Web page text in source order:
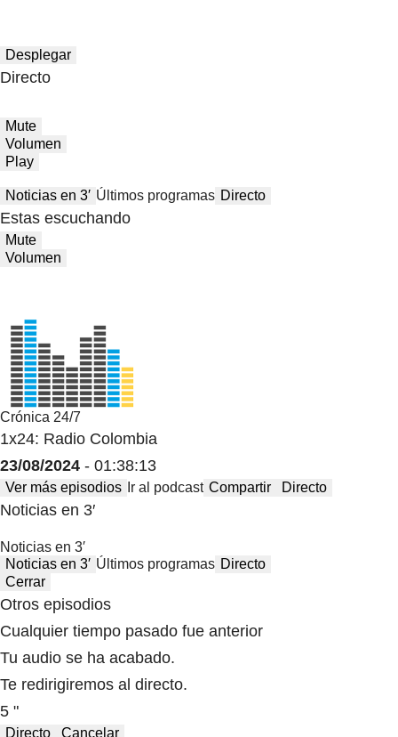
Desplegar
Directo
Mute
Volumen
Play
Noticias en 3′ Últimos programas Directo
Estas escuchando
Mute
Volumen
Crónica 24/7
1x24: Radio Colombia
23/08/2024 - 01:38:13
Ver más episodios Ir al podcast Compartir Directo
Noticias en 3′
Noticias en 3′
Noticias en 3′ Últimos programas Directo
Cerrar
Otros episodios
Cualquier tiempo pasado fue anterior
Tu audio se ha acabado.
Te redirigiremos al directo.
5 "
Directo Cancelar